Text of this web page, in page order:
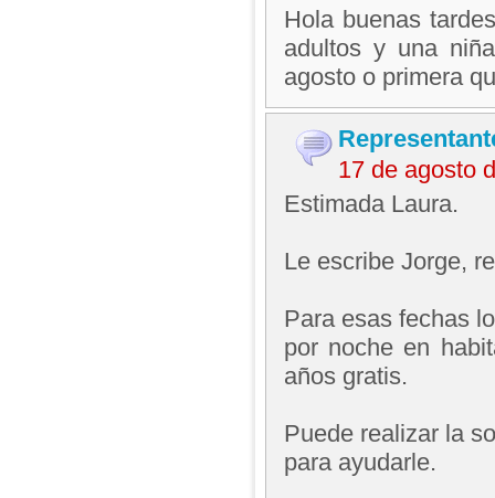
Hola buenas
adultos y una
agosto o primera
17 de agosto
Estimada Laura.
Le escribe Jorge,
Para esas fechas
por noche en
años gratis.
Puede realizar la
para ayudarle.